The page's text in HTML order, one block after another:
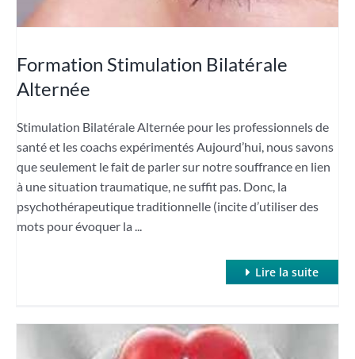
Formation Stimulation Bilatérale
Alternée
Stimulation Bilatérale Alternée pour les professionnels de
santé et les coachs expérimentés Aujourd’hui, nous savons
que seulement le fait de parler sur notre souffrance en lien
à une situation traumatique, ne suffit pas. Donc, la
psychothérapeutique traditionnelle (incite d’utiliser des
mots pour évoquer la ...
Lire la suite